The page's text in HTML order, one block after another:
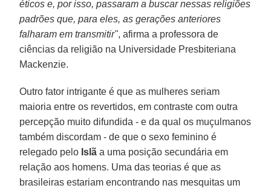
éticos e, por isso, passaram a buscar nessas religiões
padrões que, para eles, as gerações anteriores
falharam em transmitir", afirma a professora de
ciências da religião na Universidade Presbiteriana
Mackenzie.
Outro fator intrigante é que as mulheres seriam
maioria entre os revertidos, em contraste com outra
percepção muito difundida - e da qual os muçulmanos
também discordam - de que o sexo feminino é
relegado pelo Islã a uma posição secundária em
relação aos homens. Uma das teorias é que as
brasileiras estariam encontrando nas mesquitas um